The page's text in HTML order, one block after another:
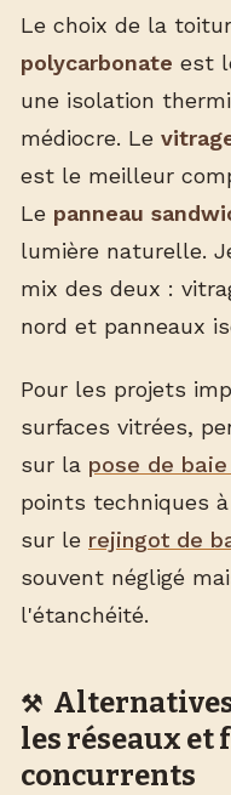
Le choix de la
polycarbonate est
une isolation
médiocre. Le
est le meilleur
Le panneau
lumière naturelle.
mix des deux :
nord et panneaux
Pour les projets
surfaces vitrées,
sur la pose de
points techniques
sur le rejingot de
souvent négligé
l'étanchéité.
Alternatives
les réseaux et
concurrents